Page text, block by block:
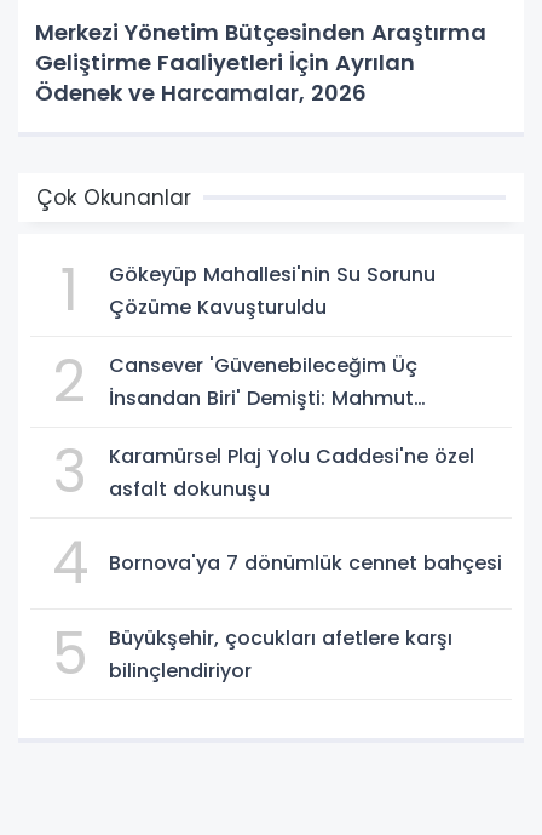
Merkezi Yönetim Bütçesinden Araştırma
Geliştirme Faaliyetleri İçin Ayrılan
Ödenek ve Harcamalar, 2026
Çok Okunanlar
1
Gökeyüp Mahallesi'nin Su Sorunu
Çözüme Kavuşturuldu
2
Cansever 'Güvenebileceğim Üç
İnsandan Biri' Demişti: Mahmut
3
Karamürsel Plaj Yolu Caddesi'ne özel
asfalt dokunuşu
4 Bornova'ya 7 dönümlük cennet bahçesi
5
Büyükşehir, çocukları afetlere karşı
bilinçlendiriyor